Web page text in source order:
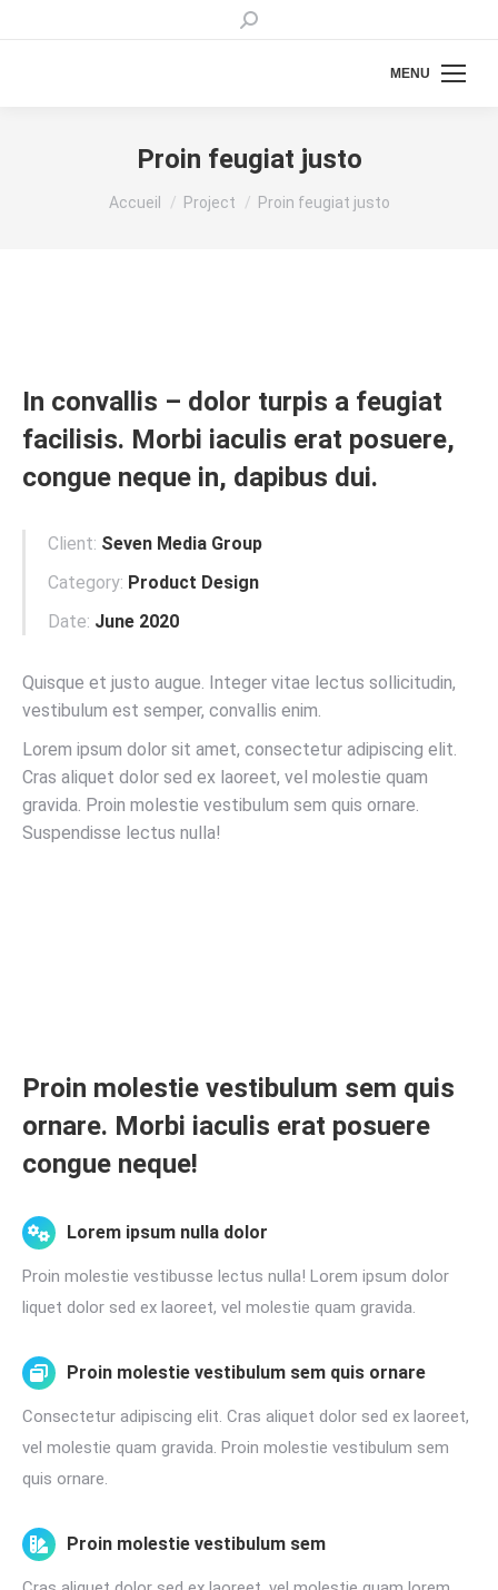
Recherche
MENU
Proin feugiat justo
Vous êtes ici :
Accueil Project Proin feugiat justo
In convallis – dolor turpis a feugiat
facilisis. Morbi iaculis erat posuere,
congue neque in, dapibus dui.
Client: Seven Media Group
Category: Product Design
Date: June 2020
Quisque et justo augue. Integer vitae lectus sollicitudin,
vestibulum est semper, convallis enim.
Lorem ipsum dolor sit amet, consectetur adipiscing elit.
Cras aliquet dolor sed ex laoreet, vel molestie quam
gravida. Proin molestie vestibulum sem quis ornare.
Suspendisse lectus nulla!
Proin molestie vestibulum sem quis
ornare. Morbi iaculis erat posuere
congue neque!
Lorem ipsum nulla dolor
Proin molestie vestibusse lectus nulla! Lorem ipsum dolor
liquet dolor sed ex laoreet, vel molestie quam gravida.
Proin molestie vestibulum sem quis ornare
Consectetur adipiscing elit. Cras aliquet dolor sed ex laoreet,
vel molestie quam gravida. Proin molestie vestibulum sem
quis ornare.
Proin molestie vestibulum sem